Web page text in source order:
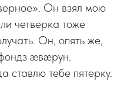
Он взял мою
четверка тоже
Он, опять же,
æвæрун.
тебе пятерку.